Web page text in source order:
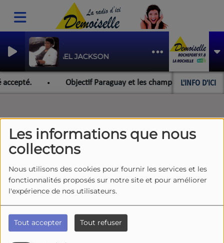
Les informations que nous
collectons
Nous utilisons des cookies pour fournir les services et les
fonctionnalités proposés sur notre site et pour améliorer
l'expérience de nos utilisateurs.
Tout accepter Tout refuser
BEAT IT
MICHAEL JACKSON
L'INFO D'ICI
Objectif Paraguay et les championnats du